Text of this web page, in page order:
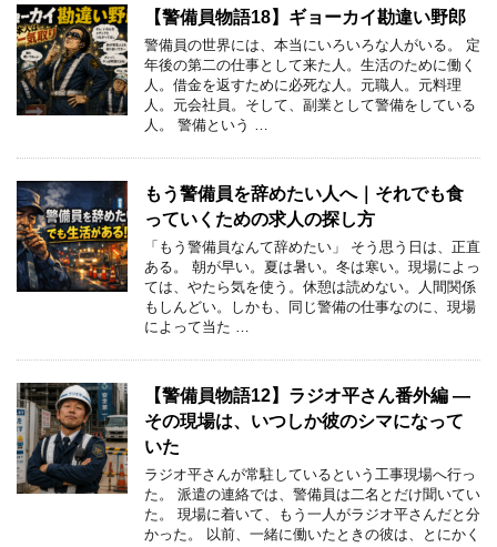
【警備員物語18】ギョーカイ勘違い野郎
警備員の世界には、本当にいろいろな人がいる。 定
年後の第二の仕事として来た人。生活のために働く
人。借金を返すために必死な人。元職人。元料理
人。元会社員。そして、副業として警備をしている
人。 警備という …
もう警備員を辞めたい人へ｜それでも食
っていくための求人の探し方
「もう警備員なんて辞めたい」 そう思う日は、正直
ある。 朝が早い。夏は暑い。冬は寒い。現場によっ
ては、やたら気を使う。休憩は読めない。人間関係
もしんどい。しかも、同じ警備の仕事なのに、現場
によって当た …
【警備員物語12】ラジオ平さん番外編 ―
その現場は、いつしか彼のシマになって
いた
ラジオ平さんが常駐しているという工事現場へ行っ
た。 派遣の連絡では、警備員は二名とだけ聞いてい
た。 現場に着いて、もう一人がラジオ平さんだと分
かった。 以前、一緒に働いたときの彼は、とにかく